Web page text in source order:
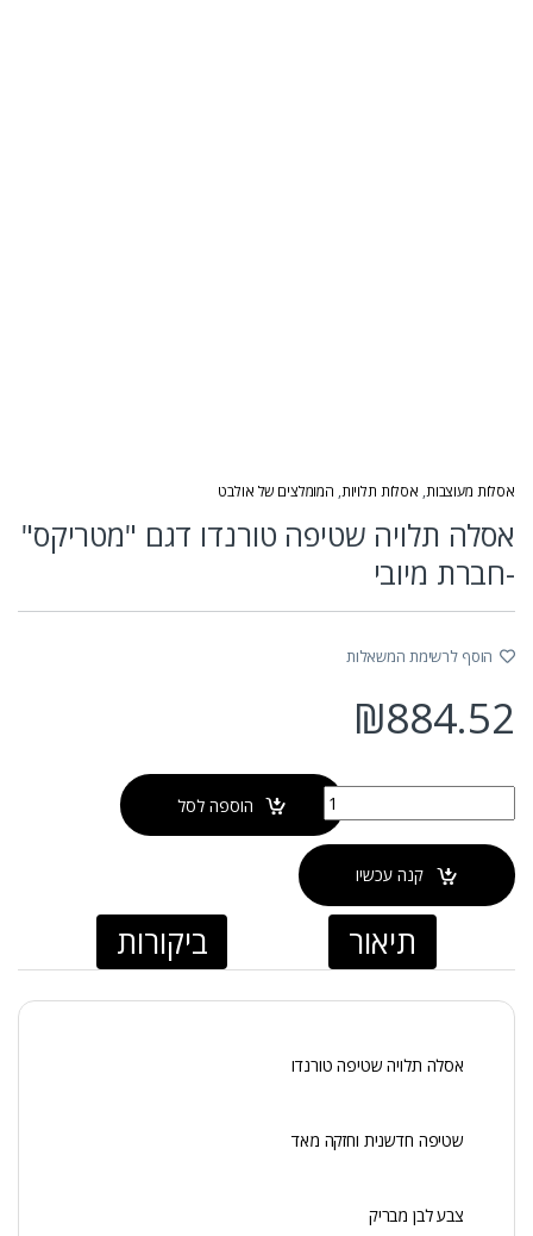
אסלות מעוצבות, אסלות תלויות, המומלצים של אולבט
אסלה תלויה שטיפה טורנדו דגם "מטריקס"
-חברת מיובי
הוסף לרשימת המשאלות
₪884.52
כמות של אסלה תלויה שטיפה טורנדו דגם "מטריקס" -חברת מיובי
הוספה לסל
קנה עכשיו
תיאור ביקורות
אסלה תלויה שטיפה טורנדו
שטיפה חדשנית וחזקה מאד
צבע לבן מבריק